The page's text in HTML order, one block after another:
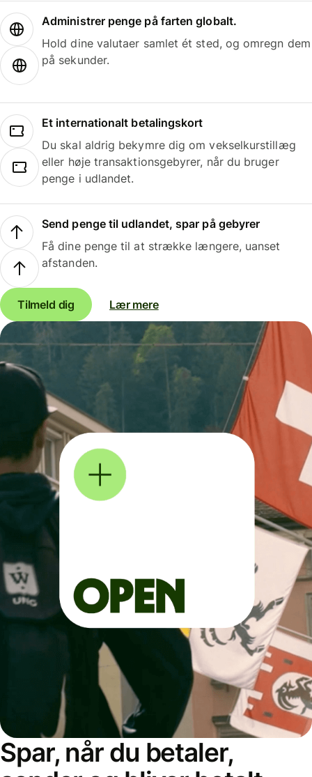
Administrer penge på farten globalt.
Hold dine valutaer samlet ét sted, og omregn dem
på sekunder.
Et internationalt betalingskort
Du skal aldrig bekymre dig om vekselkurstillæg
eller høje transaktionsgebyrer, når du bruger
penge i udlandet.
Send penge til udlandet, spar på gebyrer
Få dine penge til at strække længere, uanset
afstanden.
Tilmeld dig Lær mere
Spar, når du betaler,